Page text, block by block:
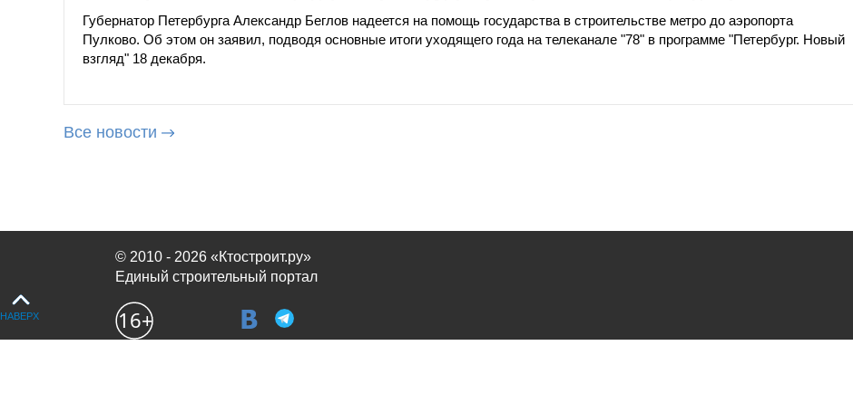
Губернатор Петербурга Александр Беглов надеется на помощь государства в строительстве метро до аэропорта
Пулково. Об этом он заявил, подводя основные итоги уходящего года на телеканале "78" в программе "Петербург. Новый
взгляд" 18 декабря.
Все новости
© 2010 - 2026 «Ктостроит.ру»
Единый строительный портал
НАВЕРХ